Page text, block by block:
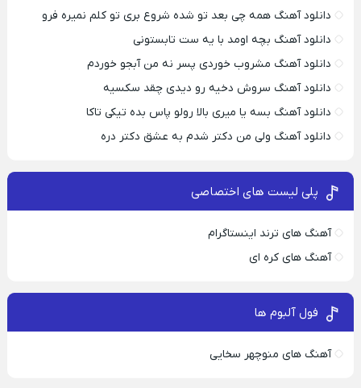
دانلود آهنگ همه چی بعد تو شده شروع بری تو کلم نمیره فرو
دانلود آهنگ بچه اومد با یه ست تابستونی
دانلود آهنگ مشروب خوردی پسر نه من آبجو خوردم
دانلود آهنگ سروش دخیه رو دیدی چقد سکسیه
دانلود آهنگ بسه یا میری بالا رولو پاس بده تیکی تاکا
دانلود آهنگ ولی من دکتر شدم به عشق دکتر دره
پلی لیست های اختصاصی
آهنگ های ترند اینستاگرام
آهنگ های کره ای
فول آلبوم ها
آهنگ های منوچهر سخایی